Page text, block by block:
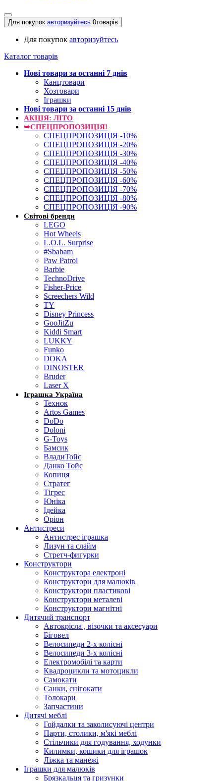
Для покупок авторизуйтесь 0товарів
Для покупок авторизуйтесь
Каталог товарів
Нові товари за останнi 7 днiв
Канцтовари
Хозтовари
Іграшки
Нові товари за останнi 15 днiв
АКЦІЯ: ЛІТО
➥СПЕЦПРОПОЗИЦІЯ!
СПЕЦПРОПОЗИЦІЯ -10%
СПЕЦПРОПОЗИЦІЯ -20%
СПЕЦПРОПОЗИЦІЯ -30%
СПЕЦПРОПОЗИЦІЯ -40%
СПЕЦПРОПОЗИЦІЯ -50%
СПЕЦПРОПОЗИЦІЯ -60%
СПЕЦПРОПОЗИЦІЯ -70%
СПЕЦПРОПОЗИЦІЯ -80%
СПЕЦПРОПОЗИЦІЯ -90%
Світові бренди
LEGO
Hot Wheels
L.O.L. Surprise
#Sbabam
Paw Patrol
Barbie
TechnoDrive
Fisher-Price
Screechers Wild
TY
Disney Princess
GooJitZu
Kiddi Smart
LUKKY
Funko
DOKA
DINOSTER
Bruder
Laser X
Іграшка Україна
Технок
Artos Games
DoDo
Doloni
G-Toys
Бамсик
ВладиТойс
Данко Тойс
Копиця
Стратег
Тігрес
Юніка
Ідейка
Оріон
Антистреси
Антистрес іграшка
Лизун та слайм
Стретч-фигурки
Конструктори
Конструктора електроні
Конструктори для малюків
Конструктори пластикові
Конструктори металеві
Конструктори магнітні
Дитячий транспорт
Автокрісла , візочки та аксесуари
Біговел
Велосипеди 2-х колісні
Велосипеди 3-х колісні
Електромобілі та карти
Квадроцикли та мотоцикли
Самокати
Санки, снігокати
Толокари
Запчастини
Дитячі меблі
Гойдалки та заколисуючі центри
Парти, столики, м'які меблі
Стільчики для годування, ходунки
Килимки, кошики для іграшок
Ліжка та манежі
Іграшки для малюків
Брязкальця та гризунки